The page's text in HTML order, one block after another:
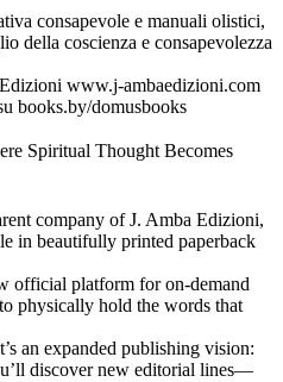
consapevole e manuali olistici,
della coscienza e consapevolezza
www.j-ambaedizioni.com
books.by/domusbooks
Spiritual Thought Becomes
company of J. Amba Edizioni,
in beautifully printed paperback
official platform for on-demand
physically hold the words that
an expanded publishing vision:
discover new editorial lines—